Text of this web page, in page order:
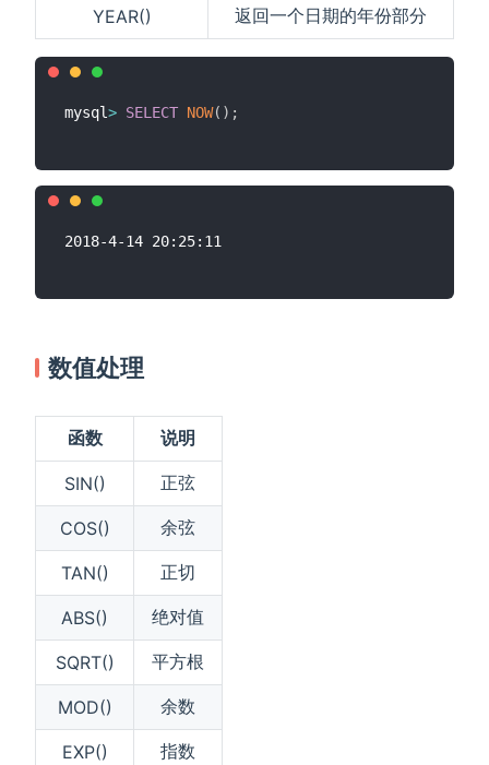
YEAR() 返回一个日期的年份部分
mysql> SELECT NOW( ) ;
数值处理
函数 说明
SIN() 正弦
COS() 余弦
TAN() 正切
ABS() 绝对值
SQRT() 平方根
MOD() 余数
EXP() 指数